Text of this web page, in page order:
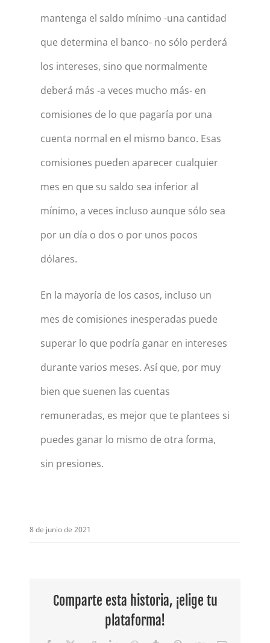
mantenga el saldo mínimo -una cantidad
que determina el banco- no sólo perderá
los intereses, sino que normalmente
deberá más -a veces mucho más- en
comisiones de lo que pagaría por una
cuenta normal en el mismo banco. Esas
comisiones pueden aparecer cualquier
mes en que su saldo sea inferior al
mínimo, a veces incluso aunque sólo sea
por un día o dos o por unos pocos
dólares.
En la mayoría de los casos, incluso un
mes de comisiones inesperadas puede
superar lo que podría ganar en intereses
durante varios meses. Así que, por muy
bien que suenen las cuentas
remuneradas, es mejor que te plantees si
puedes ganar lo mismo de otra forma,
sin presiones.
8 de junio de 2021
Comparte esta historia, ¡elige tu
plataforma!